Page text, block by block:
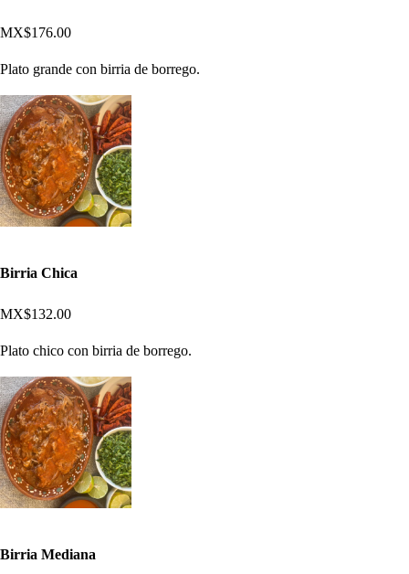
MX$176.00
Plato grande con birria de borrego.
Birria Chica
MX$132.00
Plato chico con birria de borrego.
Birria Mediana